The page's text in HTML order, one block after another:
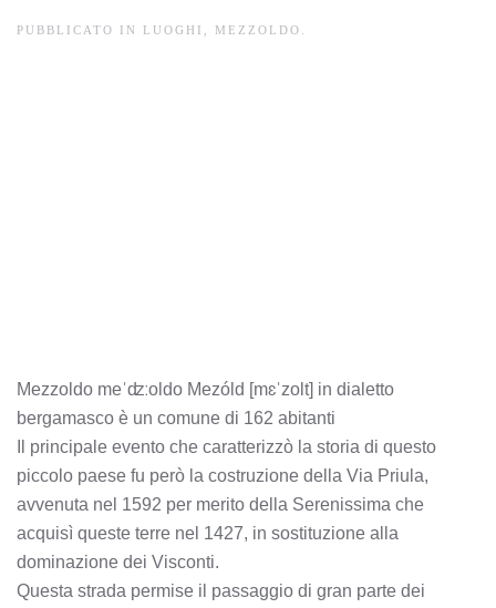
PUBBLICATO IN LUOGHI MEZZOLDO
Mezzoldo meˈʣːoldo Mezóld [mɛˈzolt] in dialetto
bergamasco è un comune di 162 abitanti
Il principale evento che caratterizzò la storia di questo
piccolo paese fu però la costruzione della Via Priula,
avvenuta nel 1592 per merito della Serenissima che
acquisì queste terre nel 1427, in sostituzione alla
dominazione dei Visconti.
Questa strada permise il passaggio di gran parte dei